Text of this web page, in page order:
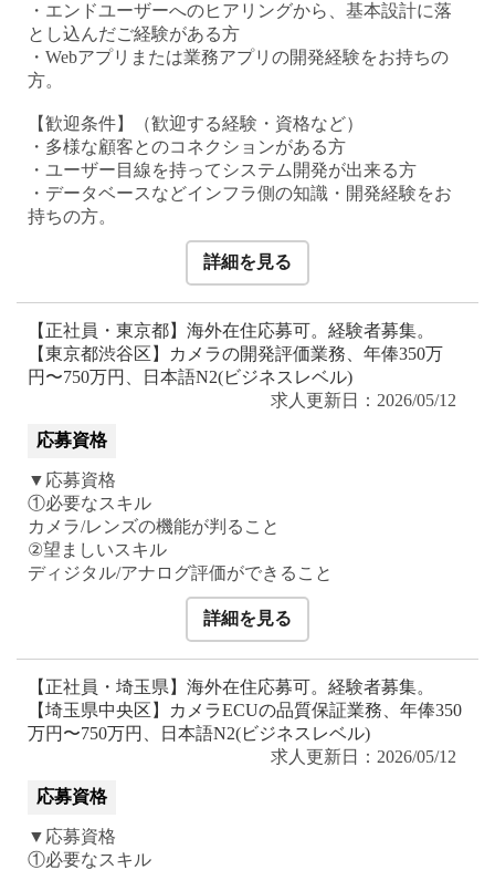
・エンドユーザーへのヒアリングから、基本設計に落
とし込んだご経験がある方
・Webアプリまたは業務アプリの開発経験をお持ちの
方。
【歓迎条件】（歓迎する経験・資格など）
・多様な顧客とのコネクションがある方
・ユーザー目線を持ってシステム開発が出来る⽅
・データベースなどインフラ側の知識・開発経験をお
持ちの方。
詳細を見る
【正社員・東京都】海外在住応募可。経験者募集。
【東京都渋谷区】カメラの開発評価業務、年俸350万
円〜750万円、日本語N2(ビジネスレベル)
求人更新日：2026/05/12
応募資格
▼応募資格
①必要なスキル
カメラ/レンズの機能が判ること
②望ましいスキル
ディジタル/アナログ評価ができること
詳細を見る
【正社員・埼玉県】海外在住応募可。経験者募集。
【埼玉県中央区】カメラECUの品質保証業務、年俸350
万円〜750万円、日本語N2(ビジネスレベル)
求人更新日：2026/05/12
応募資格
▼応募資格
①必要なスキル